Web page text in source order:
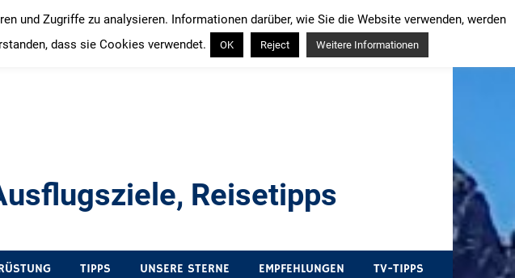
Reisetipps
TIPPS UNSERE STERNE EMPFEHLUNGEN TV-TIPPS
und Zugriffe zu analysieren. Informationen darüber, wie Sie die Website verwenden, werden
dass sie Cookies verwendet.
OK Reject Weitere Informationen